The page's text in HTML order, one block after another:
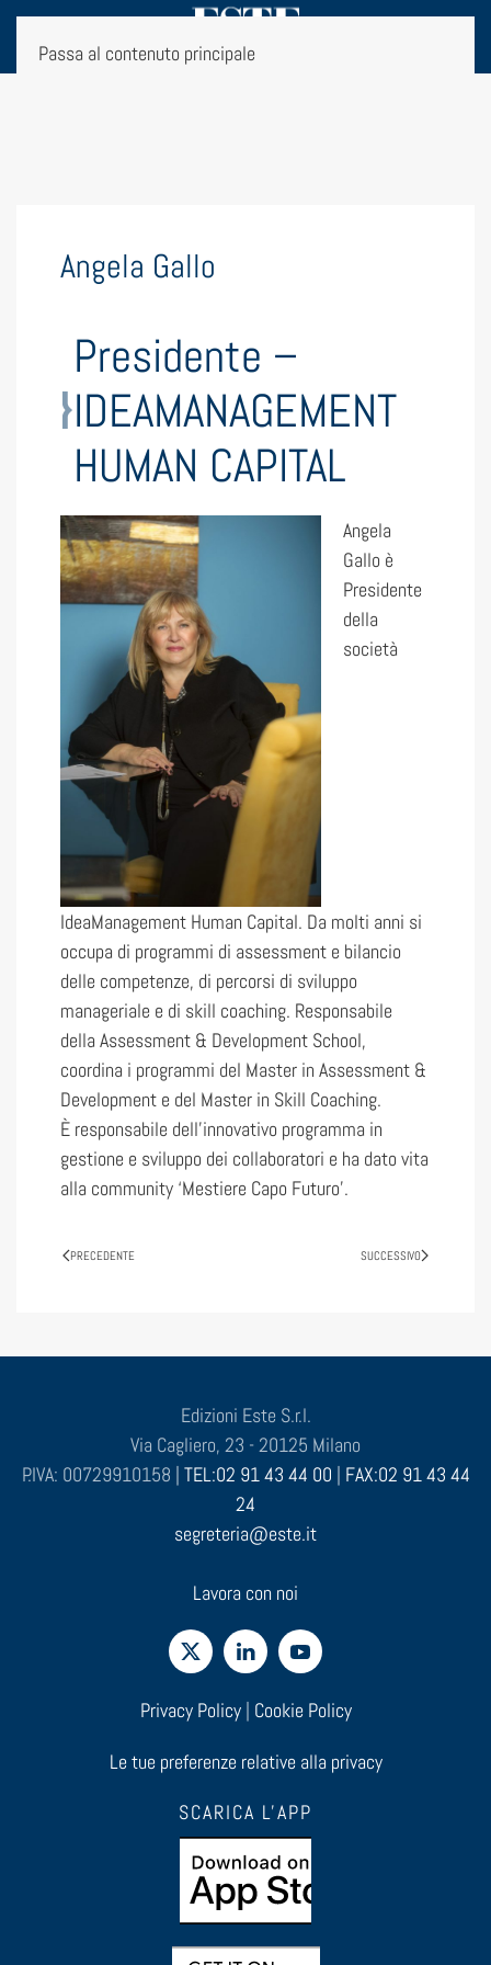
Passa al contenuto principale
Angela Gallo
Presidente –
IDEAMANAGEMENT
HUMAN CAPITAL
Angela
Gallo è
Presidente
della
società
IdeaManagement Human Capital. Da molti anni si
occupa di programmi di assessment e bilancio
delle competenze, di percorsi di sviluppo
manageriale e di skill coaching. Responsabile
della Assessment & Development School,
coordina i programmi del Master in Assessment &
Development e del Master in Skill Coaching.
È responsabile dell’innovativo programma in
gestione e sviluppo dei collaboratori e ha dato vita
alla community ‘Mestiere Capo Futuro’.
PRECEDENTE SUCCESSIVO
Edizioni Este S.r.l.
Via Cagliero, 23 - 20125 Milano
P.IVA: 00729910158 | TEL:02 91 43 44 00 | FAX:02 91 43 44
24
segreteria@este.it
Lavora con noi
Privacy Policy| Cookie Policy
Le tue preferenze relative alla privacy
SCARICA L'APP